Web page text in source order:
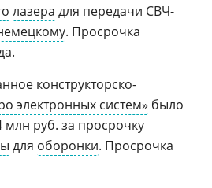
лазера для передачи СВЧ-
. Просрочка
конструкторско-
электронных систем» было
млн руб. за просрочку
для оборонки. Просрочка